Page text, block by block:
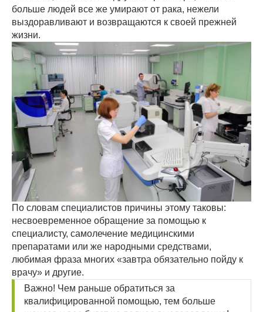
больше людей все же умирают от рака, нежели
выздоравливают и возвращаются к своей прежней
жизни.
По словам специалистов причины этому таковы:
несвоевременное обращение за помощью к
специалисту, самолечение медицинскими
препаратами или же народными средствами,
любимая фраза многих «завтра обязательно пойду к
врачу» и другие.
Важно! Чем раньше обратиться за
квалифицированной помощью, тем больше